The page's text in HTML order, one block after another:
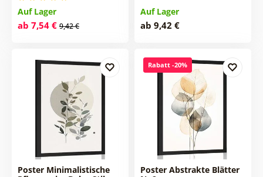
Auf Lager
ab 7,54 € 9,42 €
Auf Lager
ab 9,42 €
Poster Minimalistische
Rabatt -20%
Poster Abstrakte Blätter